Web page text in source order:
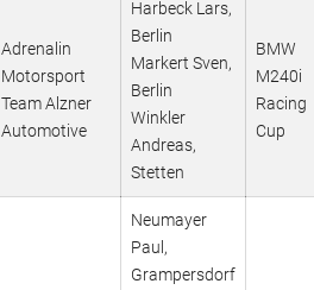
Adrenalin
Motorsport
Team Alzner
Automotive
Harbeck Lars,
Berlin
Markert Sven,
Berlin
Winkler
Andreas,
Stetten
BMW
M240i
Racing
Cup
Neumayer
Paul,
Grampersdorf